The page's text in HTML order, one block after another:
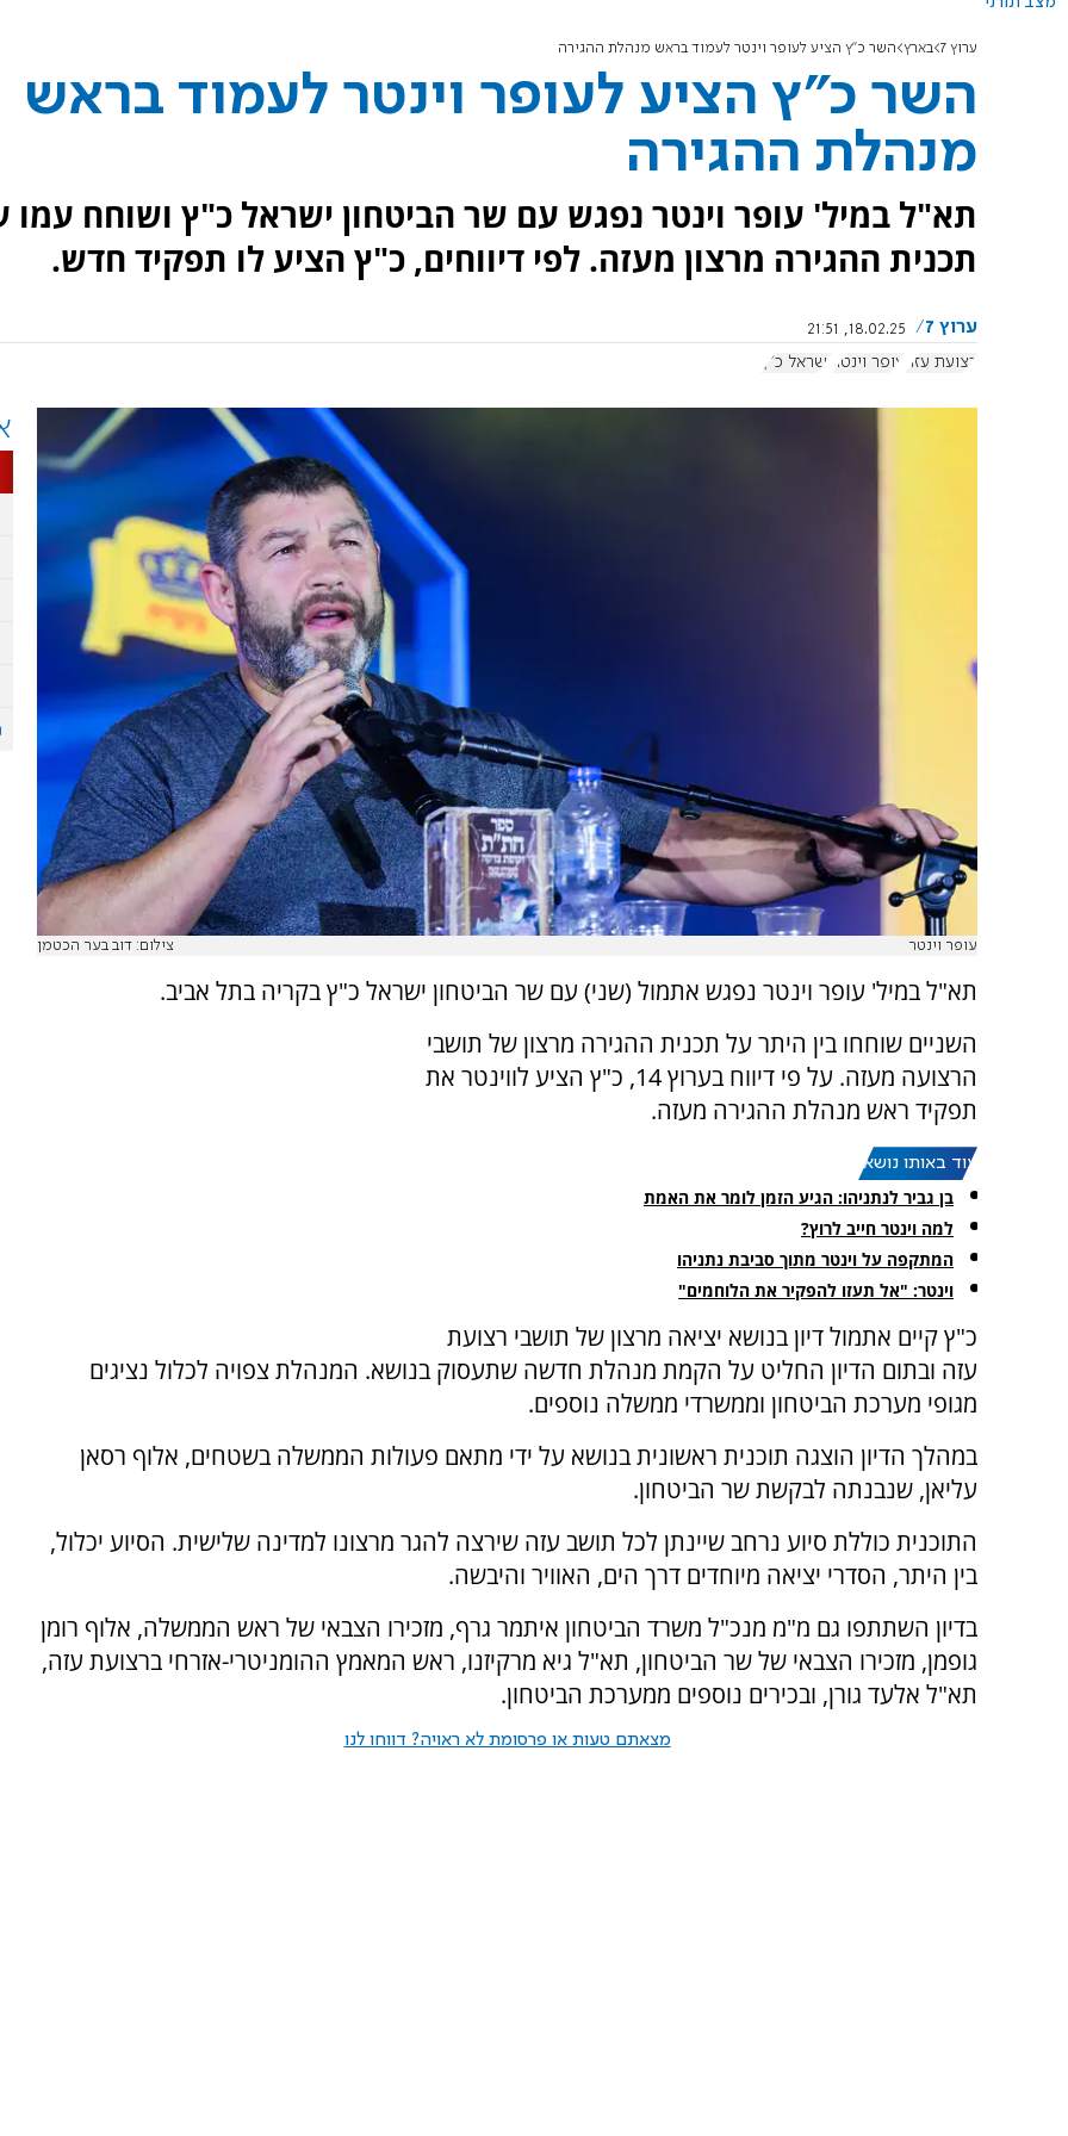
ערוץ 7 בארץ השר כ"ץ הציע לעופר וינטר לעמוד בראש מנהלת ההגירה
השר כ"ץ הציע לעופר וינטר לעמוד בראש
מנהלת ההגירה
תא"ל במיל' עופר וינטר נפגש עם שר הביטחון ישראל כ"ץ ושוחח עמו
תכנית ההגירה מרצון מעזה. לפי דיווחים, כ"ץ הציע לו תפקיד חדש.
ערוץ 7
18.02.25, 21:51
רצועת עזה
עופר וינטר ישראל כ"ץ
עופר וינטר צילום: דוב בער הכטמן
תא"ל במיל' עופר וינטר נפגש אתמול (שני) עם שר הביטחון ישראל כ"ץ בקריה בתל אביב.
השניים שוחחו בין היתר על תכנית ההגירה מרצון של תושבי
הרצועה מעזה. על פי דיווח בערוץ 14, כ"ץ הציע לווינטר את
תפקיד ראש מנהלת ההגירה מעזה.
עוד באותו נושא:
בן גביר לנתניהו: הגיע הזמן לומר את האמת
למה וינטר חייב לרוץ?
המתקפה על וינטר מתוך סביבת נתניהו
וינטר: "אל תעזו להפקיר את הלוחמים"
כ"ץ קיים אתמול דיון בנושא יציאה מרצון של תושבי רצועת
עזה ובתום הדיון החליט על הקמת מנהלת חדשה שתעסוק בנושא. המנהלת צפויה לכלול נציגים
מגופי מערכת הביטחון וממשרדי ממשלה נוספים.
במהלך הדיון הוצגה תוכנית ראשונית בנושא על ידי מתאם פעולות הממשלה בשטחים, אלוף רסאן
עליאן, שנבנתה לבקשת שר הביטחון.
התוכנית כוללת סיוע נרחב שיינתן לכל תושב עזה שירצה להגר מרצונו למדינה שלישית. הסיוע יכלול,
בין היתר, הסדרי יציאה מיוחדים דרך הים, האוויר והיבשה.
בדיון השתתפו גם מ"מ מנכ"ל משרד הביטחון איתמר גרף, מזכירו הצבאי של ראש הממשלה, אלוף רומן
גופמן, מזכירו הצבאי של שר הביטחון, תא"ל גיא מרקיזנו, ראש המאמץ ההומניטרי-אזרחי ברצועת עזה,
תא"ל אלעד גורן, ובכירים נוספים ממערכת הביטחון.
מצאתם טעות או פרסומת לא ראויה? דווחו לנו